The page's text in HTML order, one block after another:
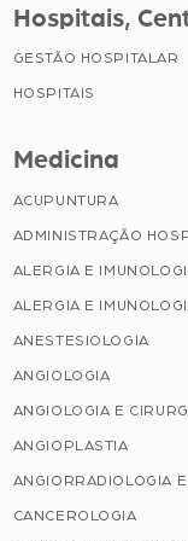
Hospitais,
GESTÃO HOSPITALAR
HOSPITAIS
Medicina
ACUPUNTURA
ADMINISTRAÇÃO
ALERGIA E
ALERGIA E
ANESTESIOLOGIA
ANGIOLOGIA
ANGIOLOGIA E
ANGIOPLASTIA
ANGIORRADIOLOGIA
CANCEROLOGIA